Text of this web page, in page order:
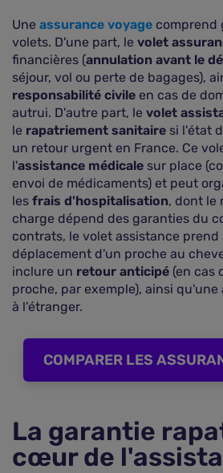
Une assurance voyage comprend
volets. D'une part, le volet
financières (annulation avant le
séjour, vol ou perte de bagages),
responsabilité civile en cas de
autrui. D'autre part, le volet
le rapatriement sanitaire si l'état
un retour urgent en France. Ce
l'assistance médicale sur place
envoi de médicaments) et peut
les frais d'hospitalisation, dont le
charge dépend des garanties du
contrats, le volet assistance prend
déplacement d'un proche au
inclure un retour anticipé (en cas
proche, par exemple), ainsi qu'une
à l'étranger.
COMPARER LES
La garantie
cœur de